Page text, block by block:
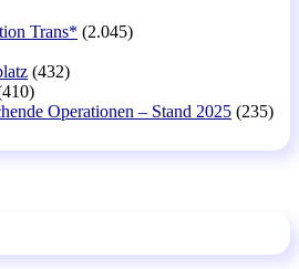
Trans* (2.045)
(432)
Operationen – Stand 2025 (235)